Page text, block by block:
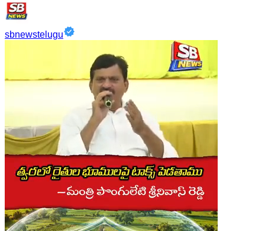
sbnewstelugu